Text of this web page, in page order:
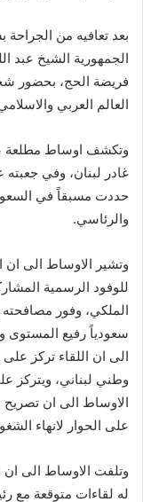
بعد تعافيه من
الجمهورية الشيخ عبد
فريضة الحج، بحضور
العالم العربي
وتكشف اوساط مطلعة
غادر لبنان، وفي جعبته
حددت مسبقاً في
والرئاسي.
وتشير الاوساط الى ان
للوفود الرسمية
الملكي، وفور
سعودياً رفيع المستوى
الى ان اللقاء تركز
وطني لبناني، ويتركز
الاوساط الى ان
على الحوار لانهاء
وتلفت الاوساط الى
له لقاءات متوقعة مع